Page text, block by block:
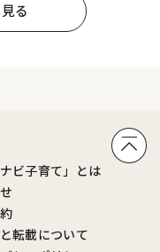
る
ナビ子育て」とは
転載について